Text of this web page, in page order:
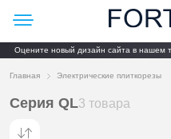
Оцените новый дизайн сайта в нашем
Главная Электрические плиткорезы
Серия QL3 товара